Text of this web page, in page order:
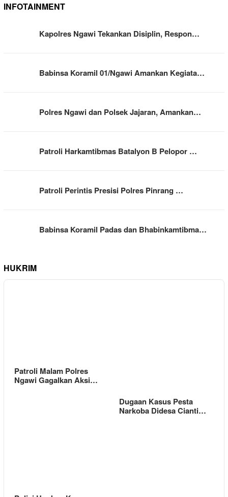
INFOTAINMENT
Kapolres Ngawi Tekankan Disiplin, Respon…
Babinsa Koramil 01/Ngawi Amankan Kegiata…
Polres Ngawi dan Polsek Jajaran, Amankan…
Patroli Harkamtibmas Batalyon B Pelopor …
Patroli Perintis Presisi Polres Pinrang …
Babinsa Koramil Padas dan Bhabinkamtibma…
HUKRIM
Patroli Malam Polres
Ngawi Gagalkan Aksi…
Dugaan Kasus Pesta
Narkoba Didesa Cianti…